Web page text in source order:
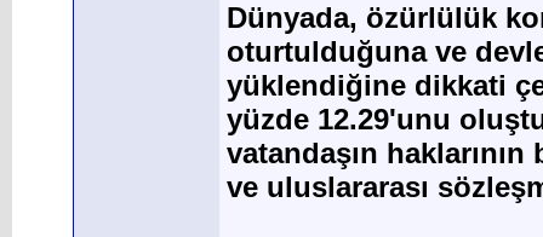
Dünyada, özürlülük
oturtulduğuna ve
yüklendiğine dikkati
yüzde 12.29'unu
vatandaşın
ve uluslararası